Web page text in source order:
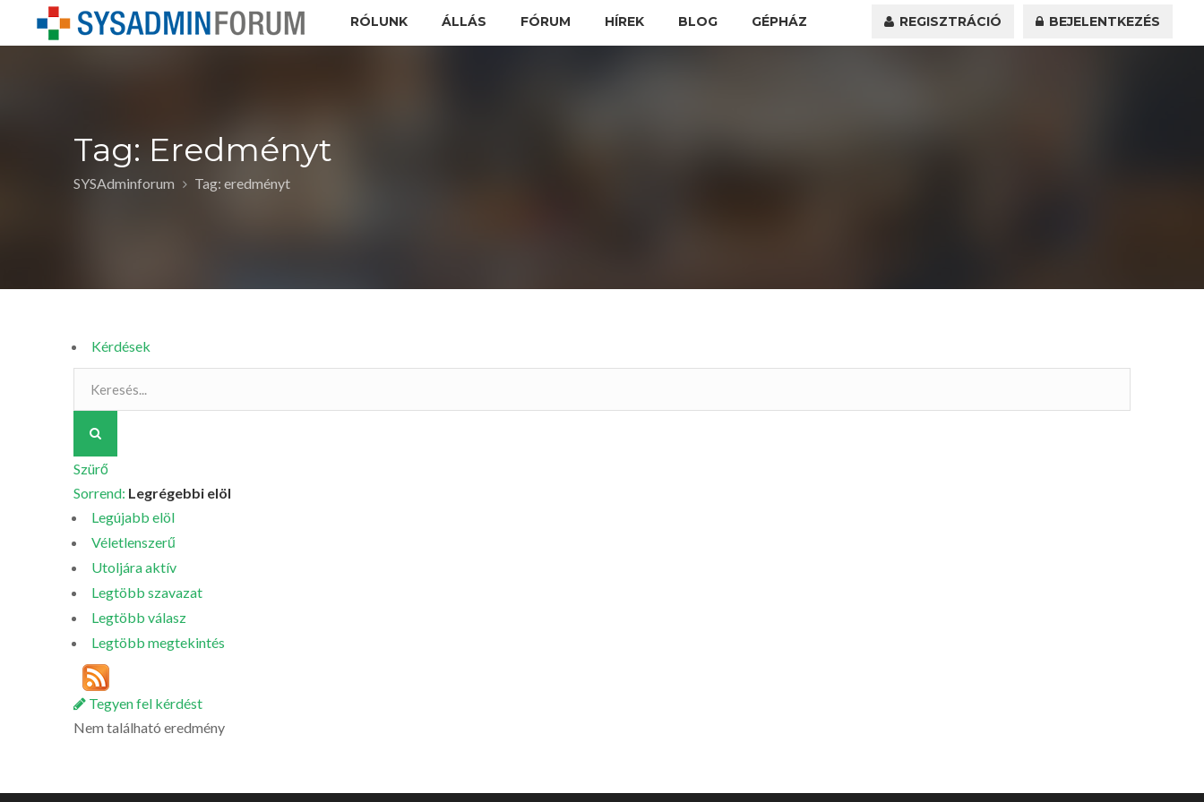
RÓLUNK ÁLLÁS FÓRUM HÍREK BLOG GÉPHÁZ REGISZTRÁCIÓ BEJELENTKEZÉS
Tag: Eredményt
SYSAdminforum Tag: eredményt
Kérdések
Szürő
Sorrend: Legrégebbi elöl
Legújabb elöl
Véletlenszerű
Utoljára aktív
Legtöbb szavazat
Legtöbb válasz
Legtöbb megtekintés
Tegyen fel kérdést
Nem található eredmény